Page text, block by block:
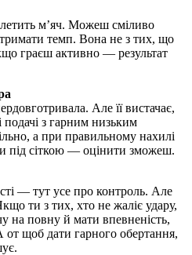
м’яч. Можеш сміливо
темп. Вона не з тих, що
граєш активно — результат
Але її вистачає,
подачі з гарним низьким
а при правильному нахилі
сіткою — оцінити зможеш.
— тут усе про контроль. Але
ти з тих, хто не жаліє удару,
на повну й мати впевненість,
от щоб дати гарного обертання,